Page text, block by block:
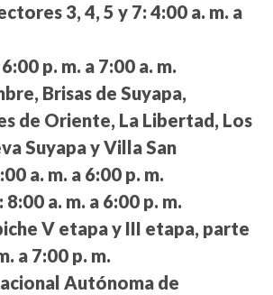
3, 4, 5 y 7: 4:00 a. m. a
6:00 p. m. a 7:00 a. m.
Brisas de Suyapa,
de Oriente, La Libertad, Los
Suyapa y Villa San
a. m. a 6:00 p. m.
8:00 a. m. a 6:00 p. m.
V etapa y III etapa, parte
a 7:00 p. m.
Autónoma de